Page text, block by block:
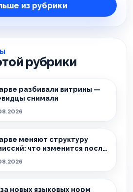
из рубрики
рубрики
разбивали витрины —
снимали
меняют структуру
что изменится после
новых языковых норм